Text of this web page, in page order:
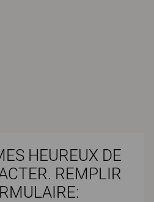
HEUREUX DE
REMPLIR